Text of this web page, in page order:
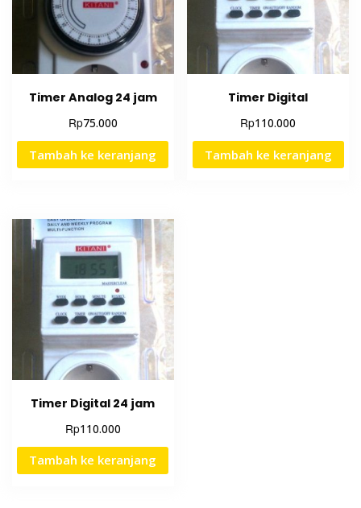
Timer Analog 24 jam
Rp75.000
Tambah ke keranjang
Timer Digital
Rp110.000
Tambah ke keranjang
Timer Digital 24 jam
Rp110.000
Tambah ke keranjang